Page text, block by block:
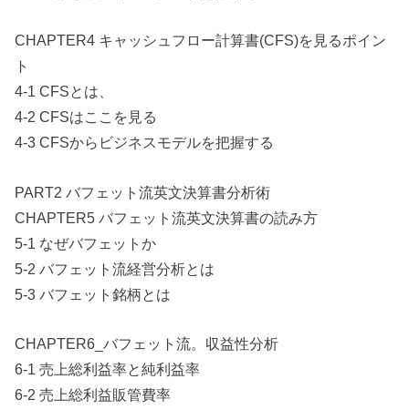
CHAPTER4 キャッシュフロー計算書(CFS)を見るポイン
ト
4-1 CFSとは、
4-2 CFSはここを見る
4-3 CFSからビジネスモデルを把握する
PART2 バフェット流英文決算書分析術
CHAPTER5 バフェット流英文決算書の読み方
5-1 なぜバフェットか
5-2 バフェット流経営分析とは
5-3 バフェット銘柄とは
CHAPTER6_バフェット流。収益性分析
6-1 売上総利益率と純利益率
6-2 売上総利益販管費率